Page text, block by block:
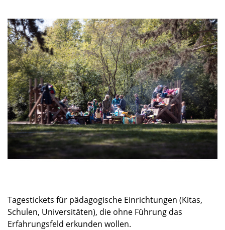
Schlosscafé
Nachtmahl
Frühstück in der Dunkelbar
Weinprobe in der Dunkelbar
Kontakt
Newsletter
Ticketshop
Was ist das Erfahrungsfeld?
Mobiles Erfahrungsfeld
Naturkita LA LE LU
Stellenangebote
Presse
Spenden
Tagestickets für pädagogische Einrichtungen (Kitas,
Schulen, Universitäten), die ohne Führung das
Erfahrungsfeld erkunden wollen.